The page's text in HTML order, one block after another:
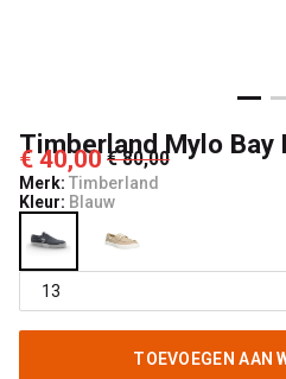
Timberland Mylo Bay
€ 40,00 € 80,00
Merk: Timberland
Kleur: Blauw
TOEVOEGEN AAN